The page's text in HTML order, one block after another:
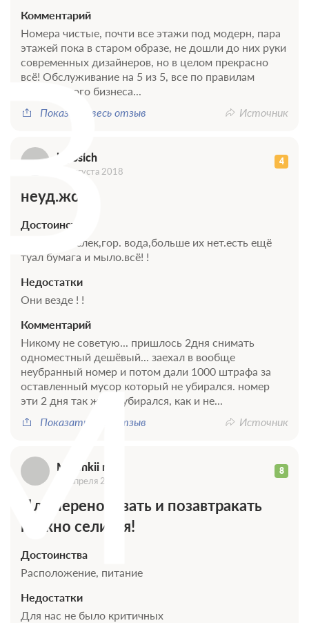
4 450
Супериор 2-местный TWIN
Проживание без питания
Требуется предоплата
Завтрак
Требуется предоплата
Комментарий
Номера чистые, почти все этажи под модерн, пара
этажей пока в старом образе, не дошли до них руки
современных дизайнеров, но в целом прекрасно
всё! Обслуживание на 5 из 5, все по правилам
гостиничного бизнеса...
Показать весь отзыв
Источник
blyosich 4
21 августа 2018
неуд.жопа
Достоинства
Работает телек,гор. вода,больше их нет.есть ещё
туал бумага и мыло.всё! !
Недостатки
Они везде ! !
Комментарий
Никому не советую... пришлось 2дня снимать
одноместный дешёвый... заехал в вообще
неубранный номер и потом дали 1000 штрафа за
оставленный мусор который не убирался. номер
эти 2 дня так же не убирался, как и не...
Показать весь отзыв
Источник
Malenkii muk 8
27 апреля 2018
Для переночевать и позавтракать
можно селится!
Достоинства
Расположение, питание
Недостатки
Для нас не было критичных